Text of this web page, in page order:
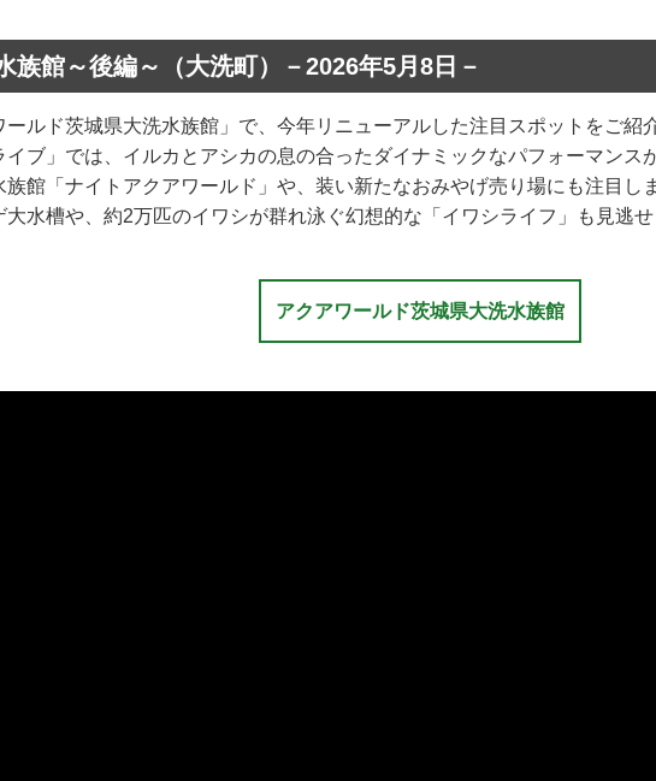
族館～後編～（大洗町）－2026年5月8日－
ルド茨城県大洗水族館」で、今年リニューアルした注目スポットをご紹
ブ」では、イルカとアシカの息の合ったダイナミックなパフォーマンス
館「ナイトアクアワールド」や、装い新たなおみやげ売り場にも注目し
水槽や、約2万匹のイワシが群れ泳ぐ幻想的な「イワシライフ」も見逃
アクアワールド茨城県大洗水族館